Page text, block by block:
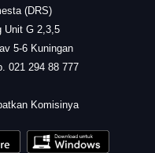
(DRS)
Unit G 2,3,5
5-6 Kuningan
021 294 88 777
Komisinya